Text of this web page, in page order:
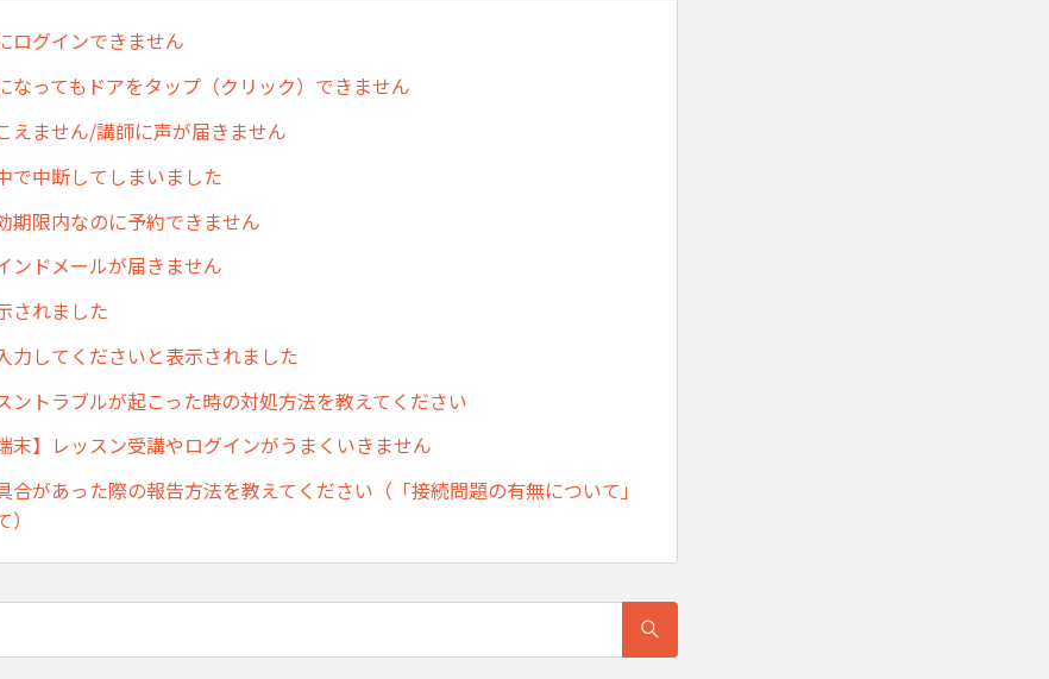
ログインできません
なってもドアをタップ（クリック）できません
えません/講師に声が届きません
で中断してしまいました
期限内なのに予約できません
ンドメールが届きません
されました
力してくださいと表示されました
ントラブルが起こった時の対処方法を教えてください
末】レッスン受講やログインがうまくいきません
合があった際の報告方法を教えてください（「接続問題の有無について」